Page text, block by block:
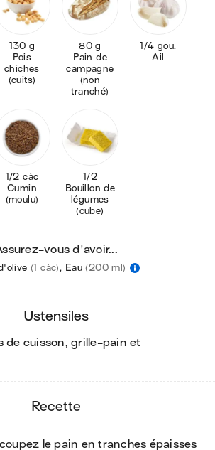
130 g
Pois
chiches
(cuits)
80 g
Pain de
campagne
(non
tranché)
1/4 gou.
Ail
1/2 càc
Cumin
(moulu)
1/2
Bouillon de
légumes
(cube)
vous d'avoir...
(1 càc), Eau (200 ml)
ustensiles
recette
le pain en tranches épaisses